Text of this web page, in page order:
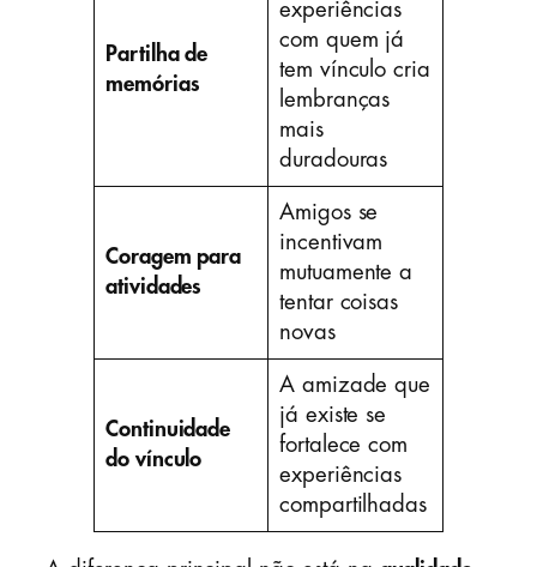
Partilha de
memórias
experiências
com quem já
tem vínculo cria
lembranças
mais
duradouras
Coragem para
atividades
Amigos se
incentivam
mutuamente a
tentar coisas
novas
Continuidade
do vínculo
A amizade que
já existe se
fortalece com
experiências
compartilhadas